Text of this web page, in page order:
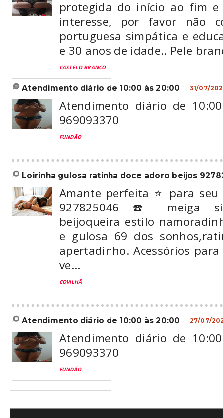
protegida do início ao fim
interesse, por favor não
portuguesa simpática e
e 30 anos de idade.. Pele
CASTELO BRANCO
atendimento diário de 10:00 às 20:00 31/07/
Atendimento diário de
969093370
FUNDÃO
loirinha gulosa ratinha doce adoro beijos
Amante perfeita ⭐️ para seu
927825046 ☎️ meiga
beijoqueira estilo
e gulosa 69 dos
apertadinho. Acessórios
ve...
COVILHÃ
atendimento diário de 10:00 às 20:00 27/07/
Atendimento diário de
969093370
FUNDÃO